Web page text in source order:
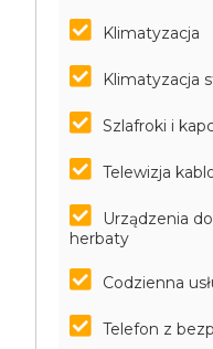
Klimatyzacja
Klimatyzacja
Szlafroki i
Telewizja
Urządzenia
herbaty
Codzienna
Telefon z